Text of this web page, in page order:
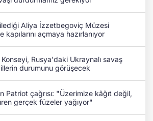
Aliya İzzetbegoviç Müzesi
kapılarını açmaya hazırlanıyor
Rusya'daki Ukraynalı savaş
durumunu görüşecek
Patriot çağrısı: "Üzerimize kâğıt değil,
gerçek füzeler yağıyor"